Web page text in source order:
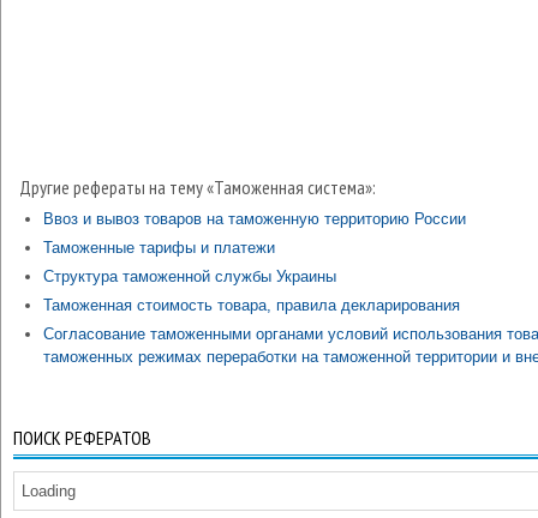
Другие рефераты на тему «Таможенная система»:
Ввоз и вывоз товаров на таможенную территорию России
Таможенные тарифы и платежи
Структура таможенной службы Украины
Таможенная стоимость товара, правила декларирования
Согласование таможенными органами условий использования
таможенных режимах переработки на таможенной территории и
ПОИСК РЕФЕРАТОВ
Loading